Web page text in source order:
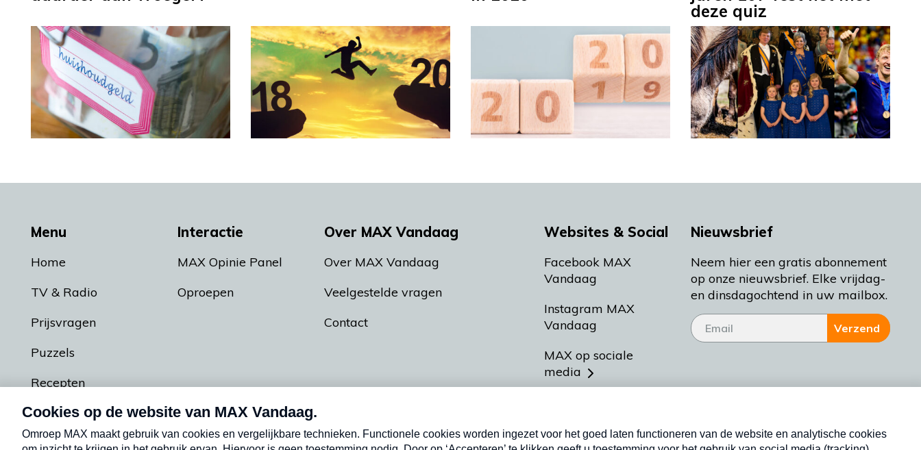
deze quiz
Menu
Home
TV & Radio
Prijsvragen
Puzzels
Recepten
Podcasts
Interactie
MAX Opinie Panel
Oproepen
Over MAX Vandaag
Over MAX Vandaag
Veelgestelde vragen
Contact
Websites & Social
Facebook MAX
Vandaag
Instagram MAX
Vandaag
MAX op sociale
media
Meldpunt Actueel
Nieuwsbrief
Neem hier een gratis abonnement
op onze nieuwsbrief. Elke vrijdag-
en dinsdagochtend in uw mailbox.
Verzend
Nieuwsbrief